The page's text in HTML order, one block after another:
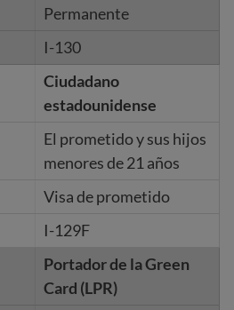
Permanente
I-130
Ciudadano
estadounidense
El prometido y sus hijos
menores de 21 años
Visa de prometido
I-129F
Portador de la Green
Card (LPR)